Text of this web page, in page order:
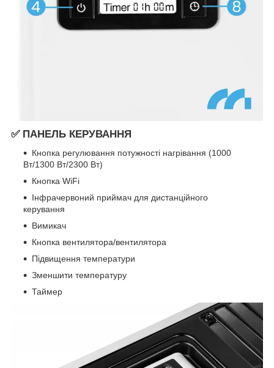
✅ ПАНЕЛЬ КЕРУВАННЯ
Кнопка регулювання потужності нагрівання (1000
Вт/1300 Вт/2300 Вт)
Кнопка WiFi
Інфрачервоний приймач для дистанційного
керування
Вимикач
Кнопка вентилятора/вентилятора
Підвищення температури
Зменшити температуру
Таймер